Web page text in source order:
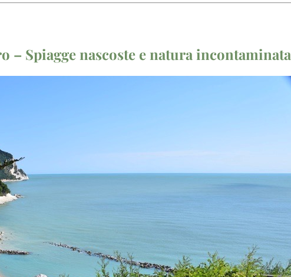
– Spiagge nascoste e natura incontaminata